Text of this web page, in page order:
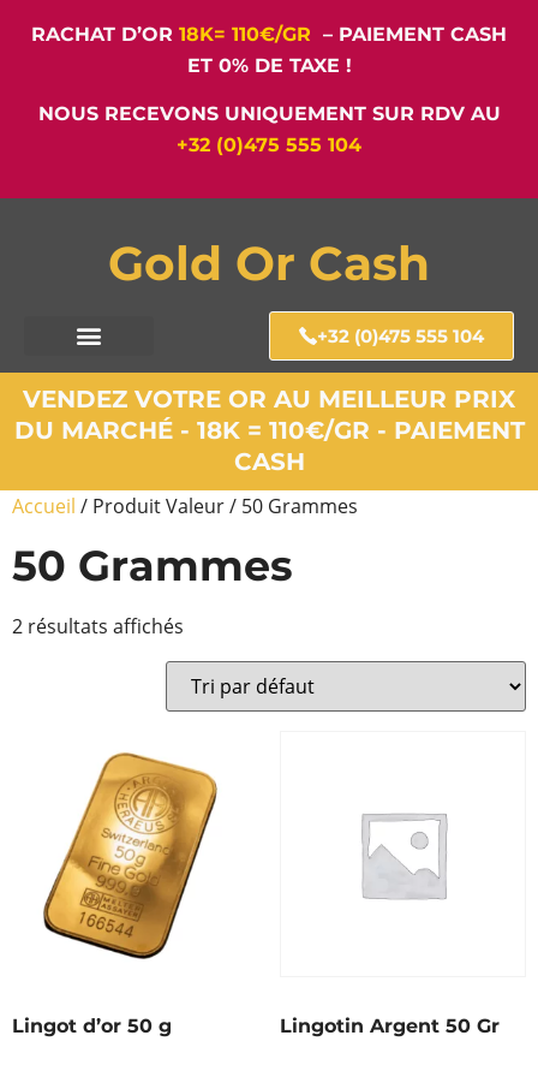
RACHAT D’OR 18K= 110€/GR – PAIEMENT CASH
ET 0% DE TAXE !
NOUS RECEVONS UNIQUEMENT SUR RDV AU
+32 (0)475 555 104
Gold Or Cash
+32 (0)475 555 104
VENDEZ VOTRE OR AU MEILLEUR PRIX
DU MARCHÉ - 18K = 110€/GR - PAIEMENT
CASH
Accueil / Produit Valeur / 50 Grammes
50 Grammes
2 résultats affichés
Lingot d’or 50 g Lingotin Argent 50 Gr